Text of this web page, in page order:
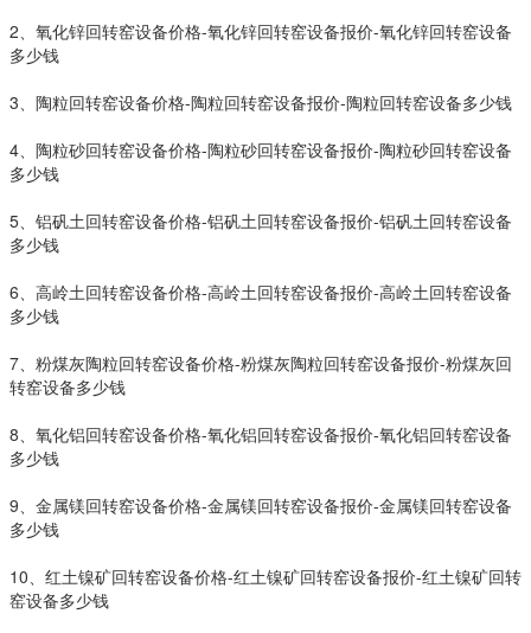
2、氧化锌回转窑设备价格-氧化锌回转窑设备报价-氧化锌回转窑设备
多少钱
3、陶粒回转窑设备价格-陶粒回转窑设备报价-陶粒回转窑设备多少钱
4、陶粒砂回转窑设备价格-陶粒砂回转窑设备报价-陶粒砂回转窑设备
多少钱
5、铝矾土回转窑设备价格-铝矾土回转窑设备报价-铝矾土回转窑设备
多少钱
6、高岭土回转窑设备价格-高岭土回转窑设备报价-高岭土回转窑设备
多少钱
7、粉煤灰陶粒回转窑设备价格-粉煤灰陶粒回转窑设备报价-粉煤灰回
转窑设备多少钱
8、氧化铝回转窑设备价格-氧化铝回转窑设备报价-氧化铝回转窑设备
多少钱
9、金属镁回转窑设备价格-金属镁回转窑设备报价-金属镁回转窑设备
多少钱
10、红土镍矿回转窑设备价格-红土镍矿回转窑设备报价-红土镍矿回转
窑设备多少钱